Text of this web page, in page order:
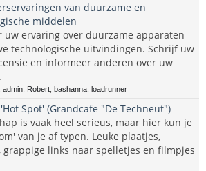
van duurzame en
middelen
uw ervaring over duurzame apparaten
technologische uitvindingen. Schrijf uw
en informeer anderen over uw
admin Robert bashanna loadrunner
Spot' (Grandcafe "De Techneut")
is vaak heel serieus, maar hier kun je
van je af typen. Leuke plaatjes,
grappige links naar spelletjes en filmpjes